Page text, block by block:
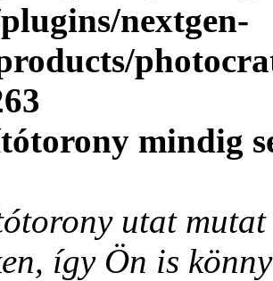
nextgen-
mindig
utat
így Ön is